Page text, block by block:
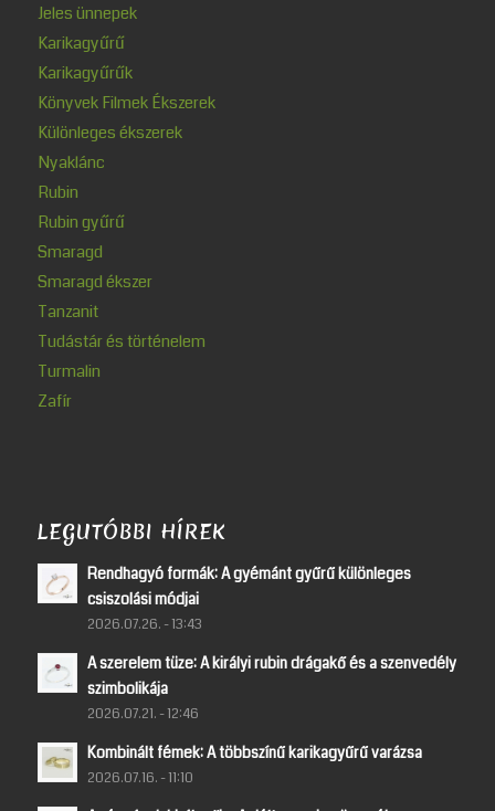
Jeles ünnepek
Karikagyűrű
Karikagyűrűk
Könyvek Filmek Ékszerek
Különleges ékszerek
Nyaklánc
Rubin
Rubin gyűrű
Smaragd
Smaragd ékszer
Tanzanit
Tudástár és történelem
Turmalin
Zafír
LEGUTÓBBI HÍREK
Rendhagyó formák: A gyémánt gyűrű különleges
csiszolási módjai
2026.07.26. - 13:43
A szerelem tüze: A királyi rubin drágakő és a szenvedély
szimbolikája
2026.07.21. - 12:46
Kombinált fémek: A többszínű karikagyűrű varázsa
2026.07.16. - 11:10